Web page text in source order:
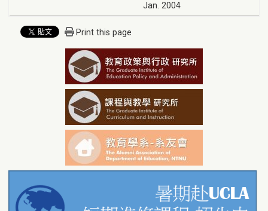
Jan. 2004
Print this page